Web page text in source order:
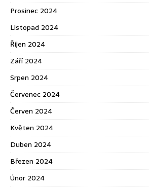
Prosinec 2024
Listopad 2024
Říjen 2024
Září 2024
Srpen 2024
Červenec 2024
Červen 2024
Květen 2024
Duben 2024
Březen 2024
Únor 2024